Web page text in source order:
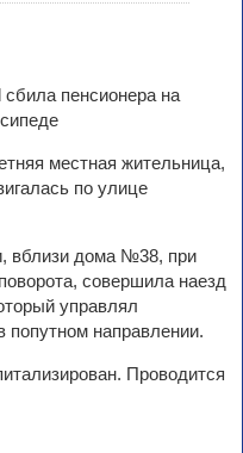
местная жительница,
по улице
вблизи дома №38, при
совершила наезд
управлял
попутном направлении.
Проводится